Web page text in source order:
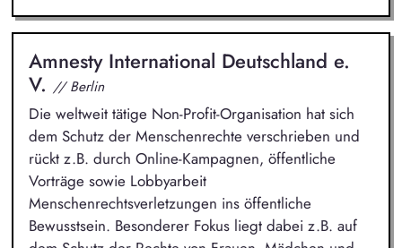
Amnesty International Deutschland e.
V. // Berlin
Die weltweit tätige Non-Profit-Organisation hat sich
dem Schutz der Menschenrechte verschrieben und
rückt z.B. durch Online-Kampagnen, öffentliche
Vorträge sowie Lobbyarbeit
Menschenrechtsverletzungen ins öffentliche
Bewusstsein. Besonderer Fokus liegt dabei z.B. auf